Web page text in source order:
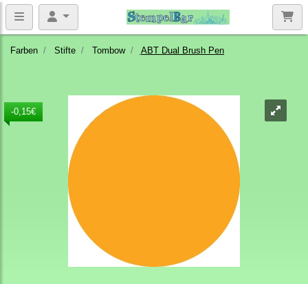
Farben Stifte Tombow ABT Dual Brush Pen
-0,15€